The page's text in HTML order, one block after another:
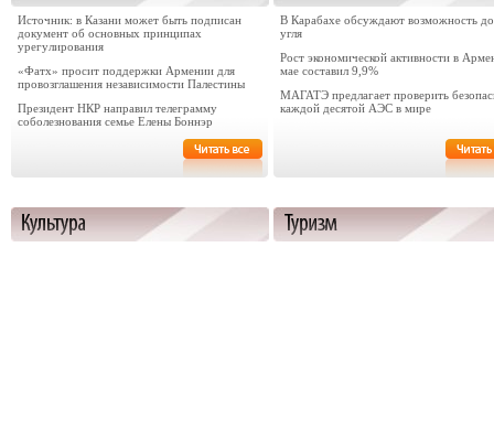
Источник: в Казани может быть подписан
документ об основных принципах
урегулирования
«Фатх» просит поддержки Армении для
провозглашения независимости Палестины
Президент НКР направил телеграмму
соболезнования семье Елены Боннэр
В Карабахе обсуждают возможность
угля
Рост экономической активности в
мае составил 9,9%
МАГАТЭ предлагает проверить
каждой десятой АЭС в мире